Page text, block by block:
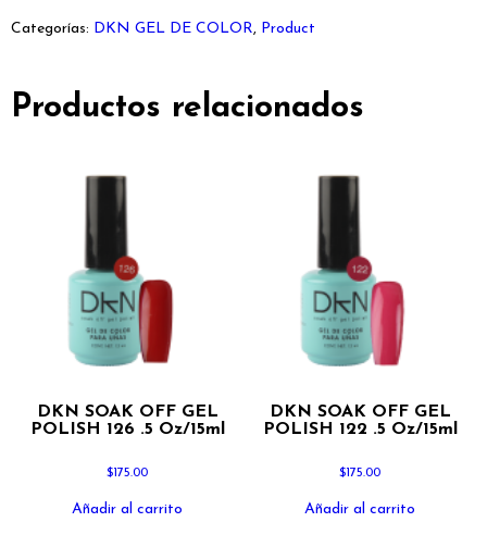
Categorías: DKN GEL DE COLOR, Product
Productos relacionados
DKN SOAK OFF GEL
POLISH 126 .5 Oz/15ml
$ 175.00
Añadir al carrito
DKN SOAK OFF GEL
POLISH 122 .5 Oz/15ml
$ 175.00
Añadir al carrito